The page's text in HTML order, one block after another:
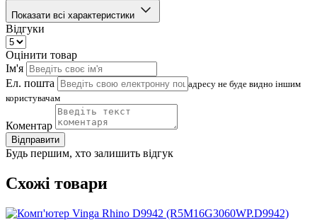
Показати всі характеристики
Відгуки
Оцінити товар
Ім'я
Ел. пошта
адресу не буде видно іншим
користувачам
Коментар
Відправити
Будь першим, хто залишить відгук
Схожі товари